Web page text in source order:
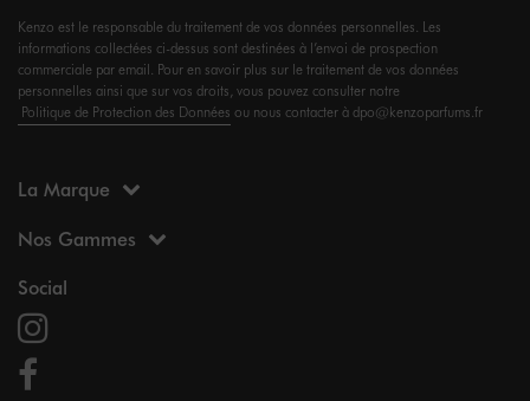
Kenzo est le responsable du traitement de vos données personnelles. Les
informations collectées ci-dessus sont destinées à l’envoi de prospection
commerciale par email. Pour en savoir plus sur le traitement de vos données
personnelles ainsi que sur vos droits, vous pouvez consulter notre
Politique de Protection des Données ou nous contacter à dpo@kenzoparfums.fr
La Marque
Nos Gammes
Social